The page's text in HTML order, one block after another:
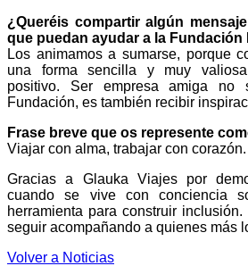
¿Queréis compartir algún
que puedan ayudar a la Fundación
Los animamos a sumarse, porque
una forma sencilla y muy
positivo. Ser empresa amiga
Fundación, es también recibir
Frase breve que os represente
Viajar con alma, trabajar con corazón.
Gracias a Glauka Viajes por
cuando se vive con conciencia
herramienta para construir
seguir acompañando a quienes más
Volver a Noticias